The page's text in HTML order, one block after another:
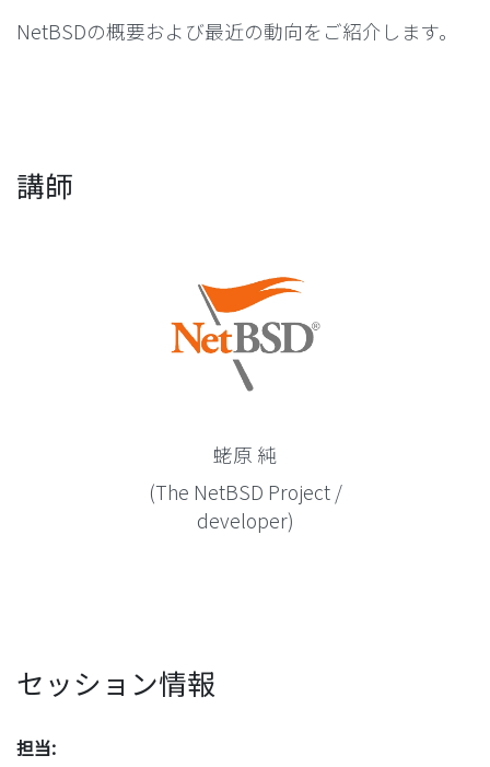
NetBSDの概要および最近の動向をご紹介します。
講師
蛯原 純
(The NetBSD Project /
developer)
セッション情報
担当: